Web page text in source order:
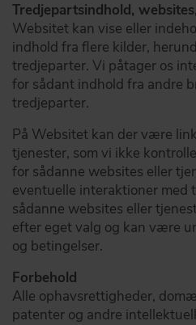
Tredjepartsindhold,
Websitet kan vise eller
indhold fra flere kilder,
tredjeparter. Vi påtager os
for sådant indhold fra andre
tredjeparter.
På Websitet kan der være
tjenester, som vi ikke
for sådanne websites eller
eventuelle interaktioner med
sådanne websites eller
efter eget valg og kan være
og betingelser.
Forbehold
Alle ophavsrettigheder,
patenter og andre